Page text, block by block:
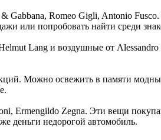
Romeo Gigli, Antonio
или попробовать найти среди
Lang и воздушные от
Можно освежить в памяти
Ermengildo Zegna. Эти вещи
деньги недорогой автомобиль.